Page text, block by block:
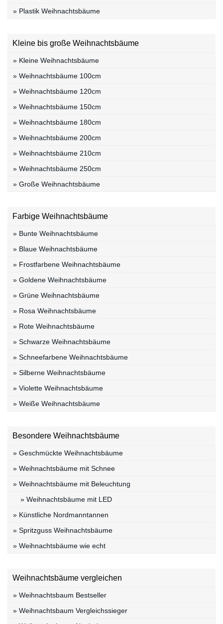
» Plastik Weihnachtsbäume
Kleine bis große Weihnachtsbäume
» Kleine Weihnachtsbäume
» Weihnachtsbäume 100cm
» Weihnachtsbäume 120cm
» Weihnachtsbäume 150cm
» Weihnachtsbäume 180cm
» Weihnachtsbäume 200cm
» Weihnachtsbäume 210cm
» Weihnachtsbäume 250cm
» Große Weihnachtsbäume
Farbige Weihnachtsbäume
» Bunte Weihnachtsbäume
» Blaue Weihnachtsbäume
» Frostfarbene Weihnachtsbäume
» Goldene Weihnachtsbäume
» Grüne Weihnachtsbäume
» Rosa Weihnachtsbäume
» Rote Weihnachtsbäume
» Schwarze Weihnachtsbäume
» Schneefarbene Weihnachtsbäume
» Silberne Weihnachtsbäume
» Violette Weihnachtsbäume
» Weiße Weihnachtsbäume
Besondere Weihnachtsbäume
» Geschmückte Weihnachtsbäume
» Weihnachtsbäume mit Schnee
» Weihnachtsbäume mit Beleuchtung
» Weihnachtsbäume mit LED
» Künstliche Nordmanntannen
» Spritzguss Weihnachtsbäume
» Weihnachtsbäume wie echt
Weihnachtsbäume vergleichen
» Weihnachtsbaum Bestseller
» Weihnachtsbaum Vergleichssieger